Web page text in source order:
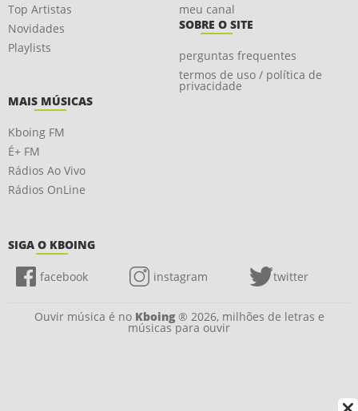
Top Artistas
Novidades
Playlists
meu canal
SOBRE O SITE
perguntas frequentes
termos de uso / política de
privacidade
MAIS MÚSICAS
Kboing FM
É+ FM
Rádios Ao Vivo
Rádios OnLine
SIGA O KBOING
facebook instagram twitter
Ouvir música é no Kboing® 2026, milhões de letras e
músicas para ouvir